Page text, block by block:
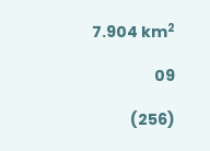
7.904 km2
09
(256)